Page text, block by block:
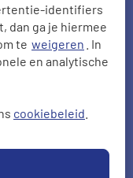
identifiers
dan ga je hiermee
te weigeren . In
en analytische
cookiebeleid
bij het herstel
chronische
mobiliteit. Maar
in de